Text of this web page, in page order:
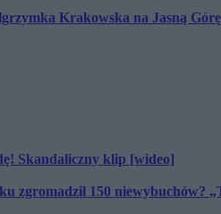
Krakowska na Jasną
Skandaliczny klip [wideo]
zgromadził 150 niewybuchów?